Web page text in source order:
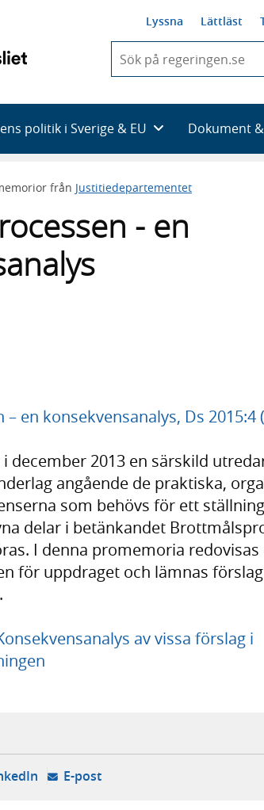
Lyssna Lättläst
du
skriva
framträder
en
med
politik i Sverige & EU Dokument
från Justitiedepartementet
- en
en konsekvensanalys, Ds 2015:4
i december 2013 en särskild
angående de praktiska,
som behövs för ett
delar i betänkandet
I denna promemoria redovisas
för uppdraget och lämnas
av vissa förslag i
flik, extern webbplats,
i ny flik, extern webbplats,
- öppnas i ny flik, extern webbplats,
E-post- öppnar din e-postklient,